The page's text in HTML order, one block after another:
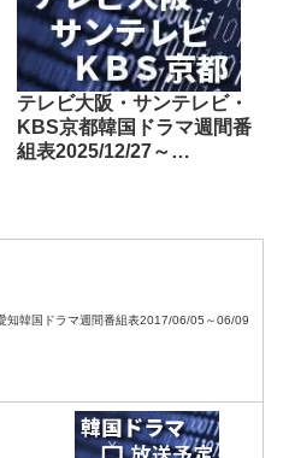
テレビ大阪・サンテレビ・
KBS京都韓国ドラマ週間番
組表2025/12/27～
知韓国ドラマ週間番組表2017/06/05～06/09